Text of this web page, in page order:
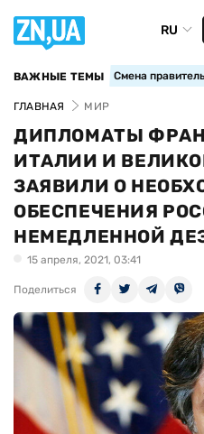
RU
ВАЖНЫЕ ТЕМЫ Смена
ГЛАВНАЯ МИР
ДИПЛОМАТЫ
ИТАЛИИ И
ЗАЯВИЛИ О
ОБЕСПЕЧЕНИЯ
НЕМЕДЛЕННОЙ
15 апреля, 2021, 03:41
Поделиться